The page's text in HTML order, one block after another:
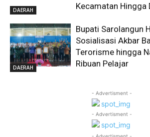
DAERAH
Kecamatan Hingga
DAERAH
Bupati Sarolangun
Sosialisasi Akbar
Terorisme hingga
Ribuan Pelajar
- Advertisment -
- Advertisment -